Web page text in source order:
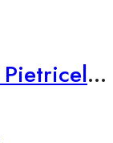
Verighete Aur Galben 7 Pietricele d855-g